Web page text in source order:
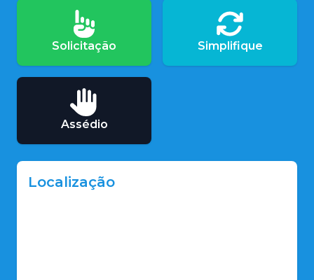
Solicitação Simplifique
Assédio
Localização